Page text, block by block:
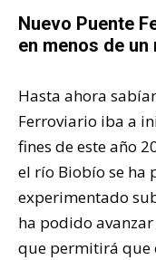
Nuevo Puente
en menos de un
Hasta ahora
Ferroviario iba a
fines de este año
el río Biobío se ha
experimentado
ha podido
que permitirá que